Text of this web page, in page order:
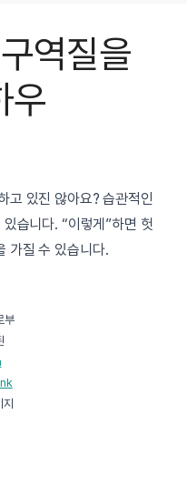
역질을
우
고 있진 않아요? 습관적인
있습니다. “이렇게”하면 헛
가질 수 있습니다.
부
지